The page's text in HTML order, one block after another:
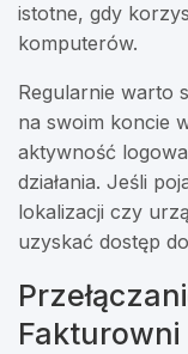
istotne, gdy
komputerów.
Regularnie warto
na swoim koncie
aktywność
działania. Jeśli
lokalizacji czy
uzyskać dostęp
Fakturowni